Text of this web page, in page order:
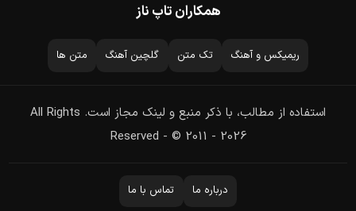
همکاران تاپ ناز
ریمیکس و آهنگ تک متن گلچین آهنگ متن ها
استفاده از مطالب، با ذکر منبع و لینک مجاز است. All Rights
Reserved - © 2011 - 2026
درباره ما تماس با ما